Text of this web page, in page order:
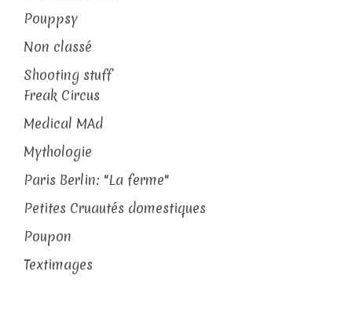
Pouppsy
Non classé
Shooting stuff
Freak Circus
Medical MAd
Mythologie
Paris Berlin: "La ferme"
Petites Cruautés domestiques
Poupon
Textimages